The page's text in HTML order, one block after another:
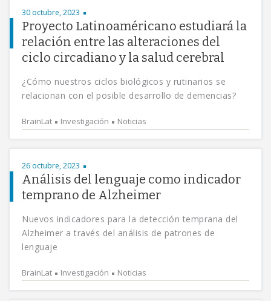
30 octubre, 2023
Proyecto Latinoaméricano estudiará la
relación entre las alteraciones del
ciclo circadiano y la salud cerebral
¿Cómo nuestros ciclos biológicos y rutinarios se
relacionan con el posible desarrollo de demencias?
BrainLat Investigación Noticias
26 octubre, 2023
Análisis del lenguaje como indicador
temprano de Alzheimer
Nuevos indicadores para la detección temprana del
Alzheimer a través del análisis de patrones de
lenguaje
BrainLat Investigación Noticias